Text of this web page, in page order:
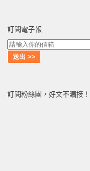
訂閱電子報
訂閱粉絲團，好文不漏接！